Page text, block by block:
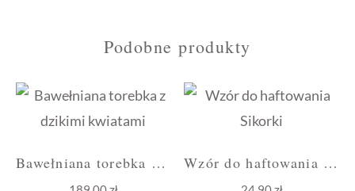
Podobne produkty
Bawełniana torebka z dzikimi kwiatami Wzór do haftowania Sikorki